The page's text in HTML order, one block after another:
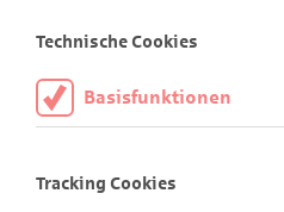
Technische Cookies
Basisfunktionen
aktiviert sein.
Tracking Cookies